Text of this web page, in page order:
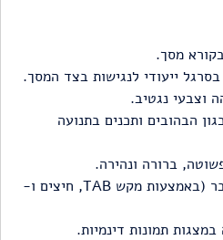
מסך.
ייעודי לנגישות בצד המסך.
וצבעי נגטיב.
הבהובים ותכנים בתנועה
ברורה ונהירה.
ניווט באתר ללא שימוש בעכבר (באמצעות מקש TAB, חיצים ו-
תמונות דינמיות.